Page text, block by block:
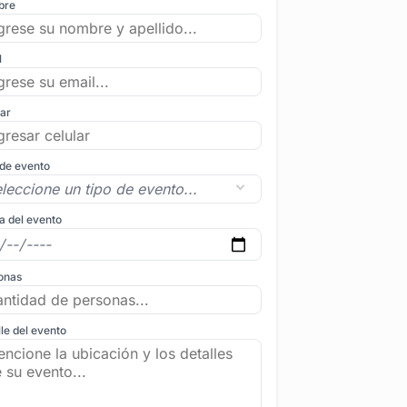
evento
del evento
del evento